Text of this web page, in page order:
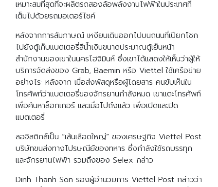
เหมาะสมที่สุดที่จะผลิตรถสองล้อพลังงานไฟฟ้าในประเทศที่
เต็มไปด้วยรถมอเตอร์ไซค์
หลังจากการสัมภาษณ์ เหงียนเดินออกไปบนถนนที่เปียกโชก
ไปยังตู้เก็บแบตเตอรี่สีน้ำเงินขนาดประมาณตู้เย็นหน้า
สำนักงานของเขาในนครโฮจิมินห์ ซึ่งเขาได้แสดงให้เห็นว่าผู้ให้
บริการจัดส่งของ Grab, Baemin หรือ Viettel ใช้เครือข่าย
อย่างไร: หลังจาก เมื่อส่งพัสดุหรือผู้โดยสาร คนขับเห็นใน
โทรศัพท์ว่าแบตเตอรี่ของจักรยานกำลังหมด เขาแตะโทรศัพท์
เพื่อค้นหาล็อกเกอร์ และเมื่อไปถึงแล้ว เพื่อเปิดและปิด
แบตเตอรี่
ลอจิสติกส์เป็น “เส้นเลือดใหญ่” ของเศรษฐกิจ Viettel Post
บริษัทขนส่งทางไปรษณีย์ของทหาร ซึ่งกำลังใช้รถบรรทุก
และจักรยานไฟฟ้า รวมถึงของ Selex กล่าว
Dinh Thanh Son รองผู้อำนวยการ Viettel Post กล่าวว่า